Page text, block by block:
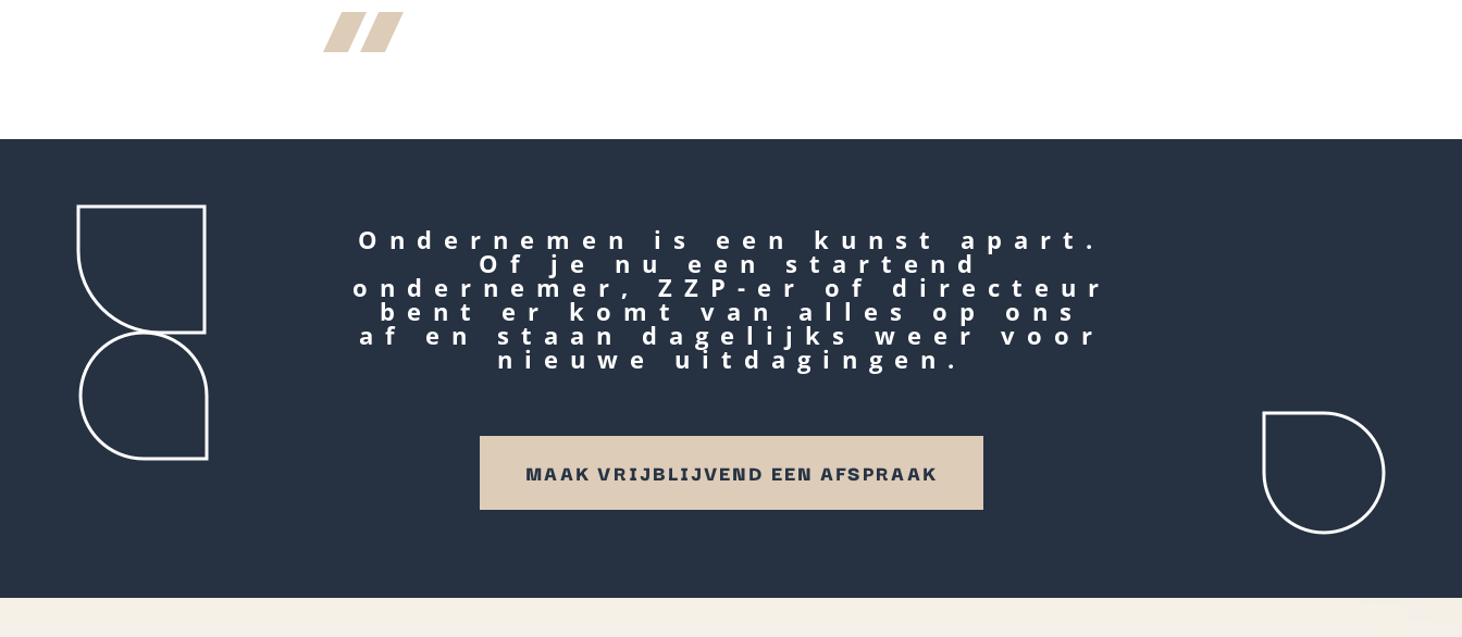
Ondernemen is een kunst apart.
Of je nu een startend
ondernemer, ZZP-er of directeur
bent er komt van alles op ons
af en staan dagelijks weer voor
nieuwe uitdagingen.
MAAK VRIJBLIJVEND EEN AFSPRAAK